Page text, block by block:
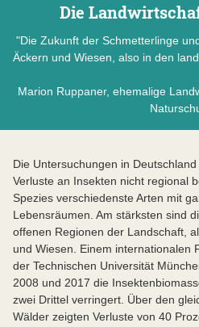
Die
"Die Zukunft der Schmetterlinge
Äckern und Wiesen, also in den
Marion Ruppaner, ehemalige
Die Untersuchungen in
Verluste an Insekten nicht regional
Spezies verschiedenste Arten mit
Lebensräumen. Am stärksten sind
offenen Regionen der Landschaft,
und Wiesen. Einem internationalen
der Technischen Universität
2008 und 2017 die
zwei Drittel verringert. Über den
Wälder zeigten Verluste von 40